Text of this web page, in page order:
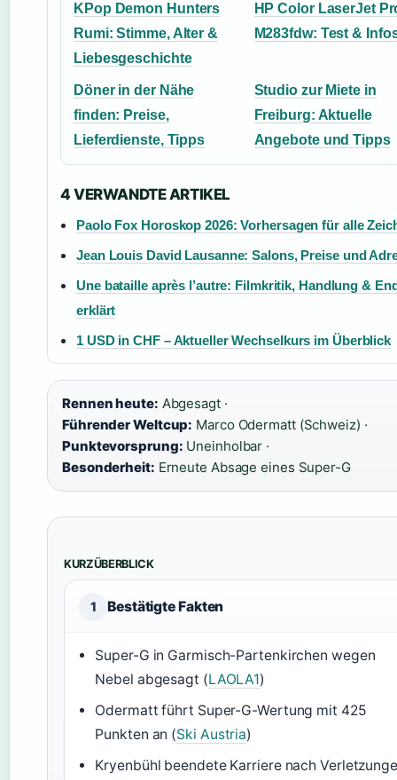
KPop Demon Hunters
Rumi: Stimme, Alter &
Liebesgeschichte
HP Color LaserJet
M283fdw: Test &
Döner in der Nähe
finden: Preise,
Lieferdienste, Tipps
Studio zur Miete in
Freiburg: Aktuelle
Angebote und Tipps
4 VERWANDTE ARTIKEL
Paolo Fox Horoskop 2026: Vorhersagen für alle
Jean Louis David Lausanne: Salons, Preise und
Une bataille après l’autre: Filmkritik, Handlung &
erklärt
1 USD in CHF – Aktueller Wechselkurs im Überblick
Rennen heute: Abgesagt ·
Führender Weltcup: Marco Odermatt (Schweiz) ·
Punktevorsprung: Uneinholbar ·
Besonderheit: Erneute Absage eines Super-G
KURZÜBERBLICK
1 Bestätigte Fakten
Super-G in Garmisch-Partenkirchen wegen
Nebel abgesagt (LAOLA1)
Odermatt führt Super-G-Wertung mit 425
Punkten an (Ski Austria)
Kryenbühl beendete Karriere nach